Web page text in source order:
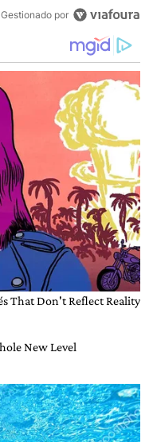
Gestionado por